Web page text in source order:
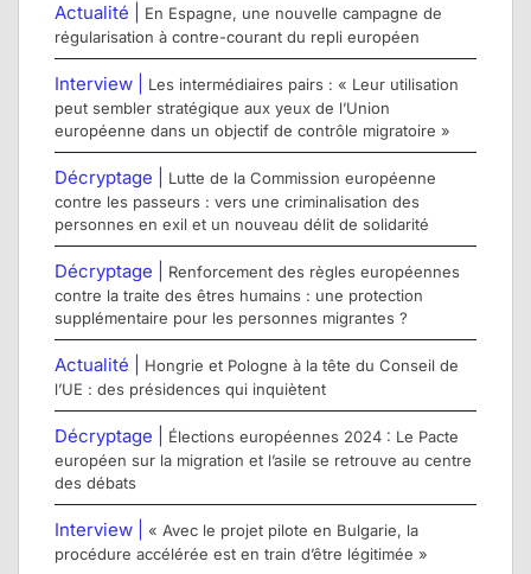
Actualité |
En Espagne, une nouvelle campagne de
régularisation à contre-courant du repli européen
Interview |
Les intermédiaires pairs : « Leur utilisation
peut sembler stratégique aux yeux de l’Union
européenne dans un objectif de contrôle migratoire »
Décryptage |
Lutte de la Commission européenne
contre les passeurs : vers une criminalisation des
personnes en exil et un nouveau délit de solidarité
Décryptage |
Renforcement des règles européennes
contre la traite des êtres humains : une protection
supplémentaire pour les personnes migrantes ?
Actualité |
Hongrie et Pologne à la tête du Conseil de
l’UE : des présidences qui inquiètent
Décryptage |
Élections européennes 2024 : Le Pacte
européen sur la migration et l’asile se retrouve au centre
des débats
Interview |
« Avec le projet pilote en Bulgarie, la
procédure accélérée est en train d’être légitimée »